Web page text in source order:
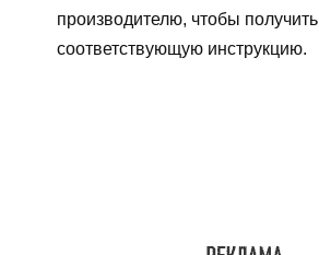
производителю, чтобы получить
соответствующую инструкцию.